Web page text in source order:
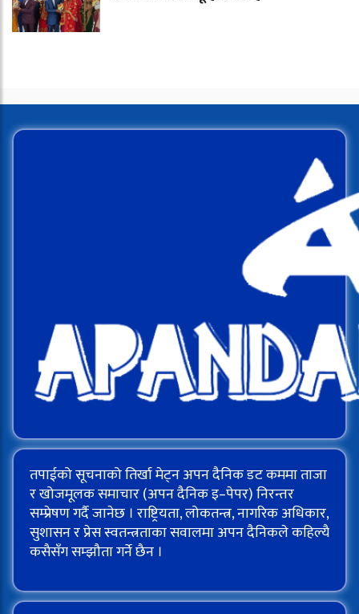
तपाईको सूचनाको तिर्खा मेट्न अपन दैनिक डट कममा ताजा
र खोजमूलक समाचार (अपन दैनिक इ–पेपर) निरन्तर
सम्प्रेषण गर्दै जानेछ । राष्ट्रियता, लोकतन्त्र, नागरिक अधिकार,
सुशासन र प्रेस स्वतन्त्रताका सवालमा अपन दैनिकले कहिल्यै
कसैसँग सम्झौता गर्ने छैन ।